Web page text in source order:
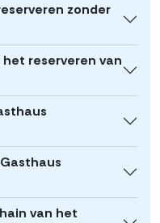
zonder
reserveren van
van het